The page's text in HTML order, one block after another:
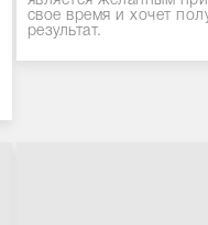
свое время и хочет
результат.